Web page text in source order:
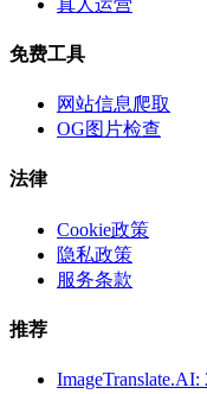
免费工具
网站信息爬取
OG图片检查
法律
Cookie政策
隐私政策
服务条款
推荐